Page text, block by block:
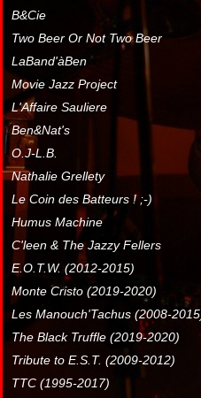
B&Cie
Two Beer Or Not Two Beer
LaBand'àBen
Movie Jazz Project
L'Affaire Sauliere
Ben&Nat's
O.J-L.B.
Nathalie Grellety
Le Coin des Batteurs ! ;-)
Humus Machine
C'leen & The Jazzy Fellers
E.O.T.W. (2012-2015)
Monte Cristo (2019-2020)
Les Manouch'Tachus (2008-
The Black Truffle (2019-2020)
Tribute to E.S.T. (2009-2012)
TTC (1995-2017)